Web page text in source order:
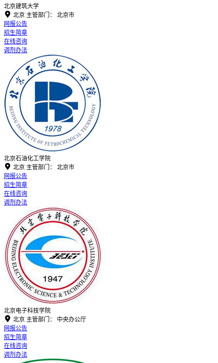
北京建筑大学
 北京 主管部门：
北京市
网报公告
招生简章
在线咨询
调剂办法
北京石油化工学院
 北京 主管部门：
北京市
网报公告
招生简章
在线咨询
调剂办法
北京电子科技学院
 北京 主管部门：
中央办公厅
网报公告
招生简章
在线咨询
调剂办法